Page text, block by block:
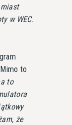
w WEC.
to
to
że